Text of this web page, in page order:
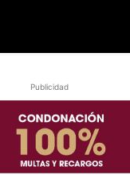
Publicidad